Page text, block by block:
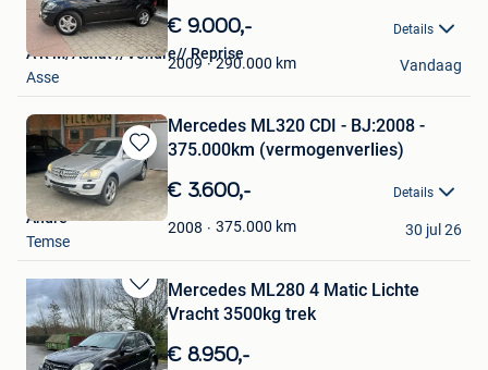
in
Mijn
Favorieten
€ 9.000,- Details
2009 290.000 km
A R M/Achat //Vendre// Reprise
Asse
Vandaag
Bewaren
in
Mijn
Favorieten
Mercedes ML320 CDI - BJ:2008 -
375.000km (vermogenverlies)
€ 3.600,- Details
2008 375.000 km
Andre
Temse
30 jul 26
Bewaren
in
Mijn
Favorieten
Mercedes ML280 4 Matic Lichte
Vracht 3500kg trek
€ 8.950,-